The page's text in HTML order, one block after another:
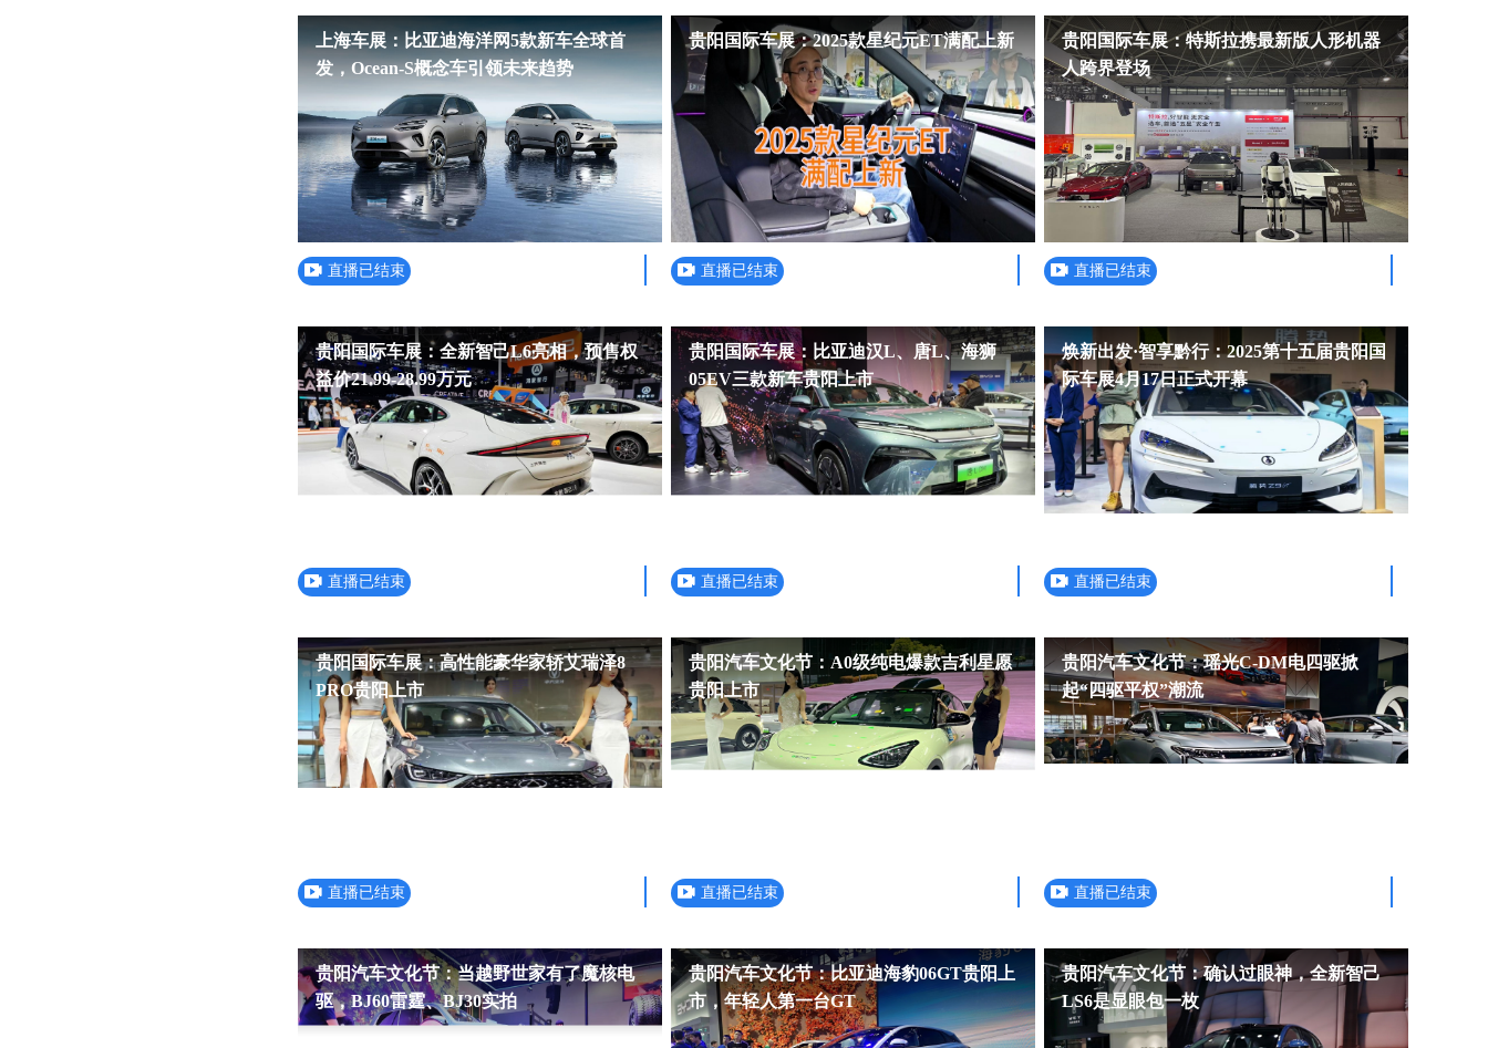
上海车展：比亚迪海洋网5款新车全球首
发，Ocean-S概念车引领未来趋势
直播已结束
贵阳国际车展：2025款星纪元ET满配上新
直播已结束
贵阳国际车展：特斯拉携最新版人形机器
人跨界登场
直播已结束
贵阳国际车展：全新智己L6亮相，预售权
益价21.99-28.99万元
直播已结束
贵阳国际车展：比亚迪汉L、唐L、海狮
05EV三款新车贵阳上市
直播已结束
焕新出发·智享黔行：2025第十五届贵阳国
际车展4月17日正式开幕
直播已结束
贵阳国际车展：高性能豪华家轿艾瑞泽8
PRO贵阳上市
直播已结束
贵阳汽车文化节：A0级纯电爆款吉利星愿
贵阳上市
直播已结束
贵阳汽车文化节：瑶光C-DM电四驱掀
起“四驱平权”潮流
直播已结束
贵阳汽车文化节：当越野世家有了魔核电
驱，BJ60雷霆、BJ30实拍
贵阳汽车文化节：比亚迪海豹06GT贵阳上
市，年轻人第一台GT
贵阳汽车文化节：确认过眼神，全新智己
LS6是显眼包一枚